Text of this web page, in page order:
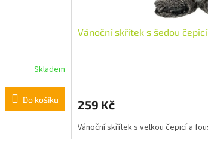
Skladem
Do košíku
Vánoční skřítek s šedou čepicí
259 Kč
Vánoční skřítek s velkou čepicí a